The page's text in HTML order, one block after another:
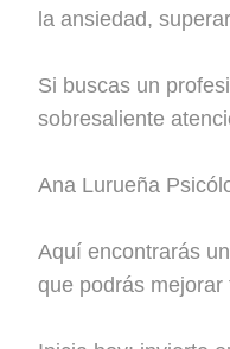
la ansiedad,
Si buscas un
sobresaliente
Ana Lurueña
Aquí encontrarás
que podrás